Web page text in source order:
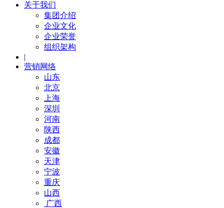
关于我们
集团介绍
企业文化
企业荣誉
组织架构
|
营销网络
山东
北京
上海
深圳
河南
陕西
成都
安徽
天津
宁波
重庆
山西
广西